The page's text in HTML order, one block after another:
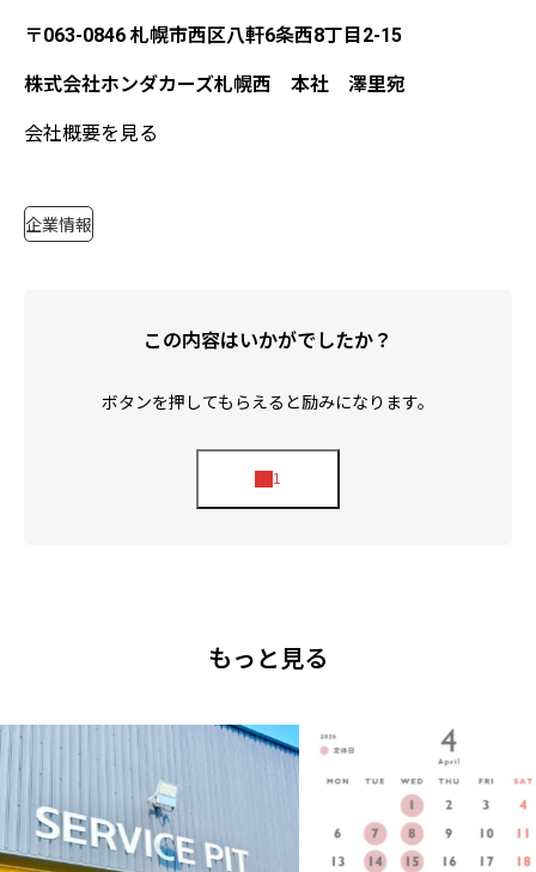
〒063-0846 札幌市西区八軒6条西8丁目2-15
株式会社ホンダカーズ札幌西 本社 澤里宛
会社概要を見る
企業情報
この内容はいかがでしたか？
ボタンを押してもらえると励みになります。
もっと見る